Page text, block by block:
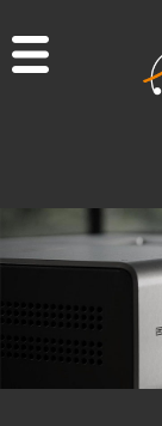
商品一覽
二手專區
視聽專欄